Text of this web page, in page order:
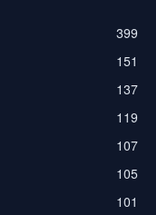
399
151
137
119
107
105
101